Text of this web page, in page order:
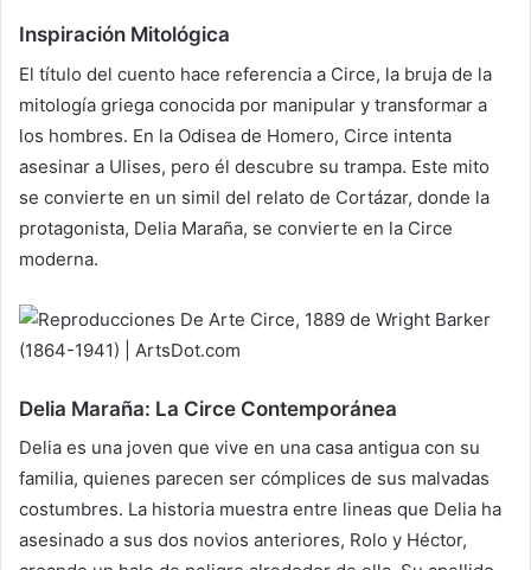
Inspiración Mitológica
El título del cuento hace referencia a Circe, la bruja de la
mitología griega conocida por manipular y transformar a
los hombres. En la Odisea de Homero, Circe intenta
asesinar a Ulises, pero él descubre su trampa. Este mito
se convierte en un simil del relato de Cortázar, donde la
protagonista, Delia Maraña, se convierte en la Circe
moderna.
Delia Maraña: La Circe Contemporánea
Delia es una joven que vive en una casa antigua con su
familia, quienes parecen ser cómplices de sus malvadas
costumbres. La historia muestra entre lineas que Delia ha
asesinado a sus dos novios anteriores, Rolo y Héctor,